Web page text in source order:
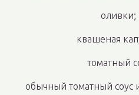
оливки;
квашеная
томатный
обычный томатный соус